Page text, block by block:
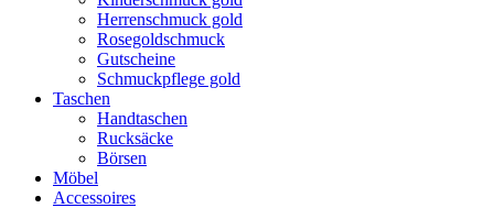
Herrenschmuck gold
Rosegoldschmuck
Gutscheine
Schmuckpflege gold
Taschen
Handtaschen
Rucksäcke
Börsen
Möbel
Accessoires